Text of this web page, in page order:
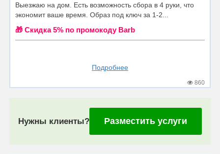
Выезжаю на дом. Есть возможность сбора в 4 руки, что
экономит ваше время. Образ под ключ за 1-2...
🎁 Cкидка 5% по промокоду Barb
Подробнее
860
Нужны клиенты? Разместить услуги